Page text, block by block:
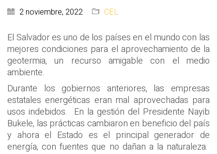
2 noviembre, 2022 CEL
El Salvador es uno de los países en el mundo con las
mejores condiciones para el aprovechamiento de la
geotermia, un recurso amigable con el medio
ambiente.
Durante los gobiernos anteriores, las empresas
estatales energéticas eran mal aprovechadas para
usos indebidos. En la gestión del Presidente Nayib
Bukele, las prácticas cambiaron en beneficio del país
y ahora el Estado es el principal generador de
energía, con fuentes que no dañan a la naturaleza.